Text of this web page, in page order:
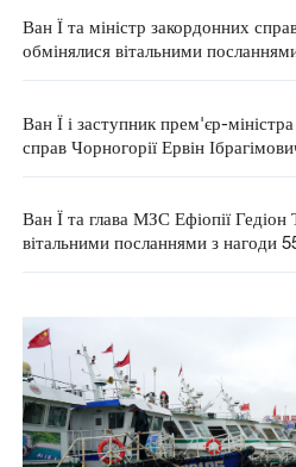
Ван Ї та міністр закордонних
обмінялися вітальними
Ван Ї і заступник прем'єр-
справ Чорногорії Ервін
Ван Ї та глава МЗС Ефіопії
вітальними посланнями з нагоди